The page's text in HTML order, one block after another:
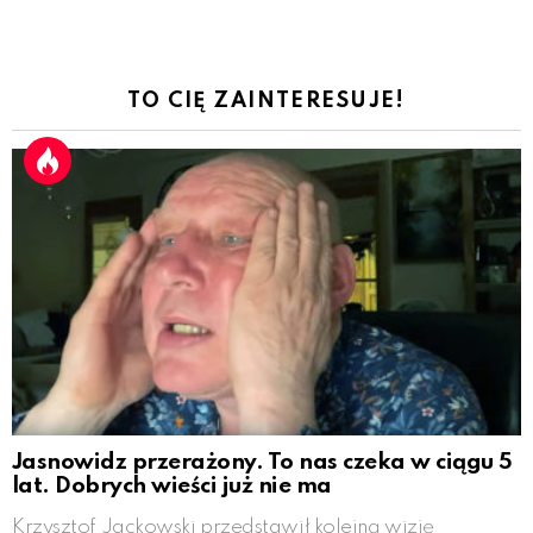
TO CIĘ ZAINTERESUJE!
Jasnowidz przerażony. To nas czeka w ciągu 5
lat. Dobrych wieści już nie ma
Krzysztof Jackowski przedstawił kolejną wizję